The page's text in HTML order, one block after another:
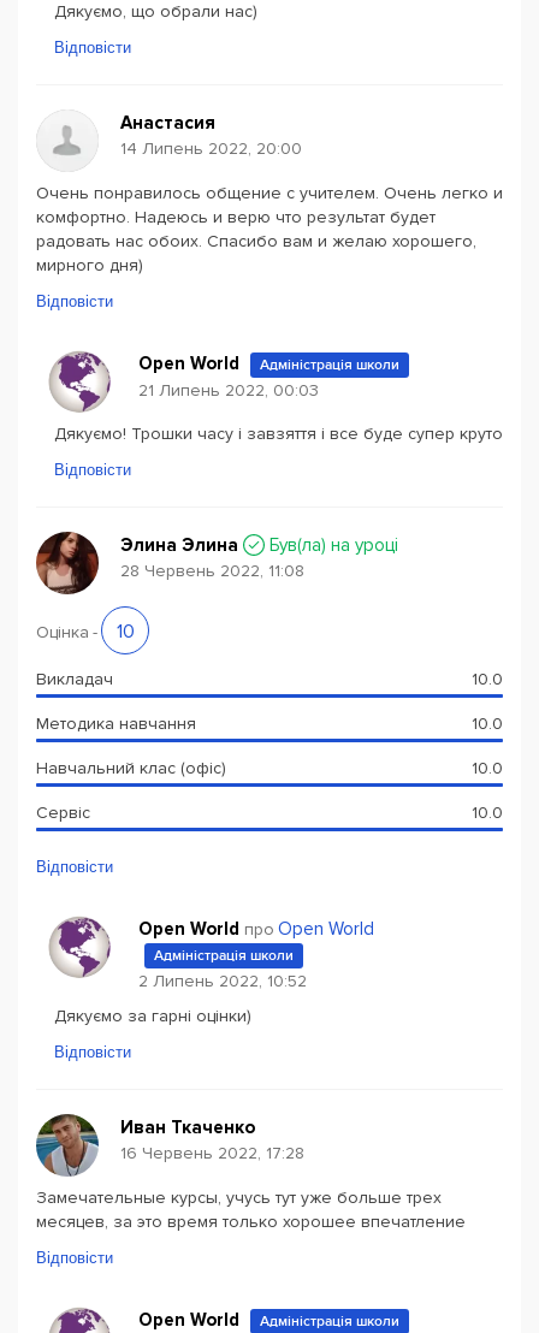
Дякуємо, що обрали нас)
Відповісти
Анастасия
14 Липень 2022, 20:00
Очень понравилось общение с учителем. Очень легко и
комфортно. Надеюсь и верю что результат будет
радовать нас обоих. Спасибо вам и желаю хорошего,
мирного дня)
Відповісти
Open World Адміністрація школи
21 Липень 2022, 00:03
Дякуємо! Трошки часу і завзяття і все буде супер круто
Відповісти
Элина Элина Був(ла) на уроці
28 Червень 2022, 11:08
Оцінка - 10
Викладач 10.0
Методика навчання 10.0
Навчальний клас (офіс) 10.0
Сервіс 10.0
Відповісти
Open World про Open World
Адміністрація школи
2 Липень 2022, 10:52
Дякуємо за гарні оцінки)
Відповісти
Иван Ткаченко
16 Червень 2022, 17:28
Замечательные курсы, учусь тут уже больше трех
месяцев, за это время только хорошее впечатление
Відповісти
Open World Адміністрація школи